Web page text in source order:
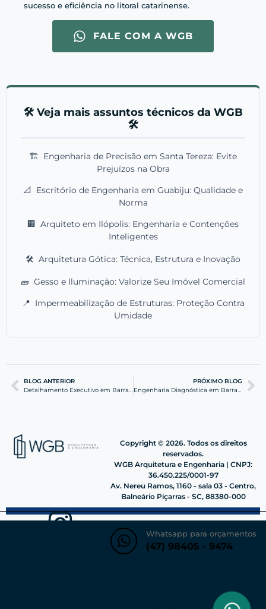
sucesso e eficiência no litoral catarinense.
FALE COM A WGB
🛠️ Veja mais assuntos técnicos da WGB
🛠️
🏗️ Engenharia de Precisão em Santa Tereza: Evite
Prejuízos na Obra
📐 Escritório de Engenharia em Guabiju: Qualidade e
Norma
🏢 Arquiteto em Ilópolis: Engenharia e Contenções
Inteligentes
🛠️ Arquitetura Gótica: Técnica, Estrutura e Inovação
🧱 Gesso e Iluminação: Valorize Seu Imóvel Comercial
📍 Impermeabilização de Estruturas: Proteção Contra
Umidade
BLOG ANTERIOR
Detalhamento Executivo em Barra Velha: Guia Técnico
PRÓXIMO BLOG
Engenharia Diagnóstica em Barra Velha: Garanta Segurança
Copyright © 2026. Todos os direitos
reservados.
WGB Arquitetura e Engenharia | CNPJ:
36.450.225/0001-97
Av. Nereu Ramos, 1160 - sala 03 - Centro,
Balneário Piçarras - SC, 88380-000
Whatsapp para orçamentos
(47) 98405 - 9474